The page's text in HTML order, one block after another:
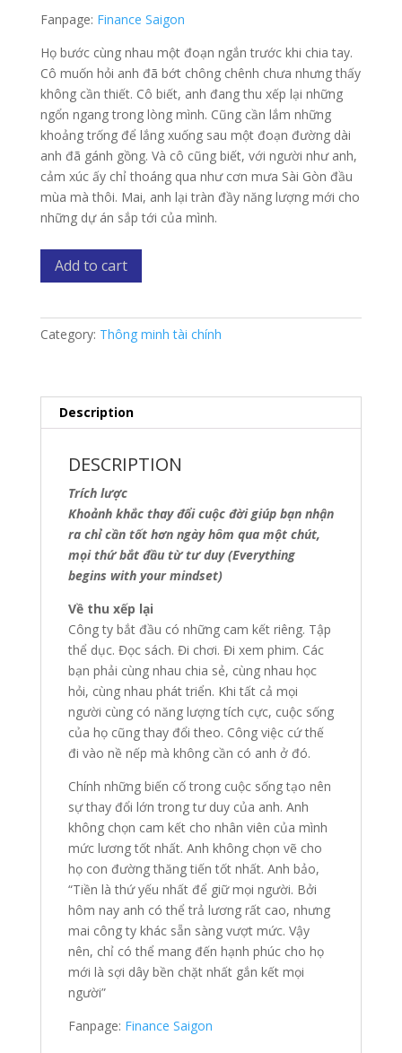
Fanpage: Finance Saigon
Họ bước cùng nhau một đoạn ngắn trước khi chia tay.
Cô muốn hỏi anh đã bớt chông chênh chưa nhưng thấy
không cần thiết. Cô biết, anh đang thu xếp lại những
ngổn ngang trong lòng mình. Cũng cần lắm những
khoảng trống để lắng xuống sau một đoạn đường dài
anh đã gánh gồng. Và cô cũng biết, với người như anh,
cảm xúc ấy chỉ thoáng qua như cơn mưa Sài Gòn đầu
mùa mà thôi. Mai, anh lại tràn đầy năng lượng mới cho
những dự án sắp tới của mình.
Khoảnh
khắc
đổi
cuộc
Add to cart
Category: Thông minh tài chính
Description
DESCRIPTION
Trích lược
Khoảnh khắc thay đổi cuộc đời giúp bạn nhận
ra chỉ cần tốt hơn ngày hôm qua một chút,
mọi thứ bắt đầu từ tư duy (Everything
begins with your mindset)
Về thu xếp lại
Công ty bắt đầu có những cam kết riêng. Tập
thể dục. Đọc sách. Đi chơi. Đi xem phim. Các
bạn phải cùng nhau chia sẻ, cùng nhau học
hỏi, cùng nhau phát triển. Khi tất cả mọi
người cùng có năng lượng tích cực, cuộc sống
của họ cũng thay đổi theo. Công việc cứ thế
đi vào nề nếp mà không cần có anh ở đó.
Chính những biến cố trong cuộc sống tạo nên
sự thay đổi lớn trong tư duy của anh. Anh
không chọn cam kết cho nhân viên của mình
mức lương tốt nhất. Anh không chọn vẽ cho
họ con đường thăng tiến tốt nhất. Anh bảo,
“Tiền là thứ yếu nhất để giữ mọi người. Bởi
hôm nay anh có thể trả lương rất cao, nhưng
mai công ty khác sẵn sàng vượt mức. Vậy
nên, chỉ có thể mang đến hạnh phúc cho họ
mới là sợi dây bền chặt nhất gắn kết mọi
người”
Fanpage: Finance Saigon